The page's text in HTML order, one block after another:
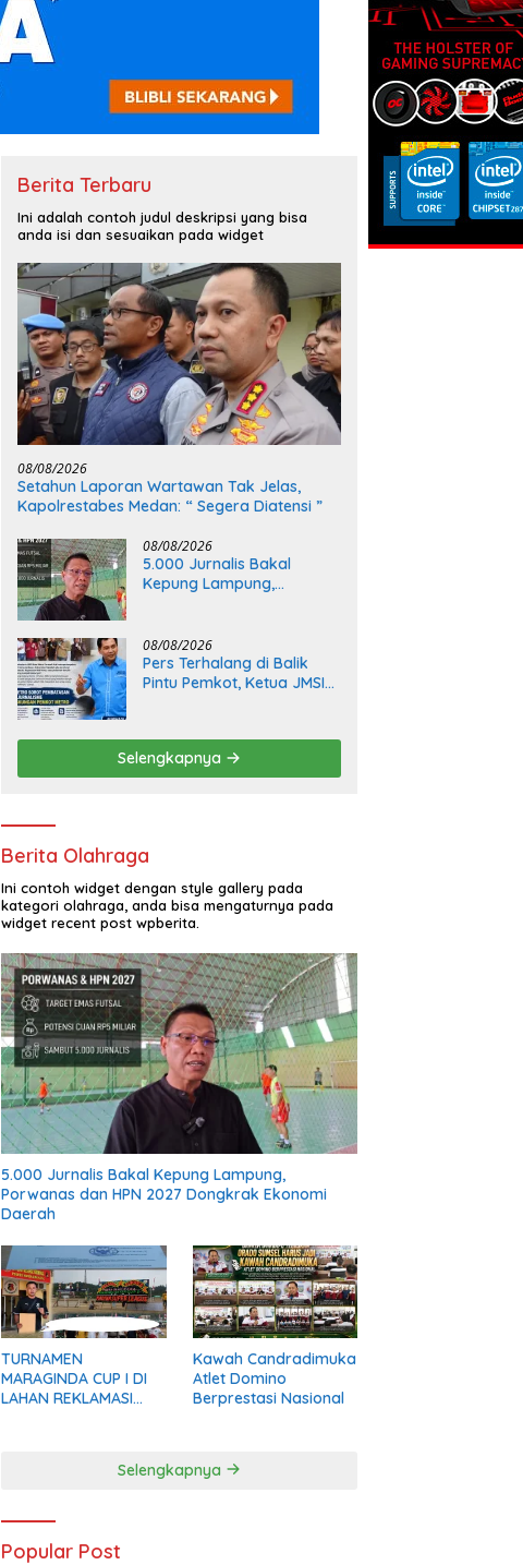
Berita Terbaru
Ini adalah contoh judul deskripsi yang bisa
anda isi dan sesuaikan pada widget
08/08/2026
Setahun Laporan Wartawan Tak Jelas,
Kapolrestabes Medan: “ Segera Diatensi ”
08/08/2026
5.000 Jurnalis Bakal
Kepung Lampung,
Daerah
08/08/2026
Pers Terhalang di Balik
Pintu Pemkot, Ketua JMSI
Selengkapnya
Berita Olahraga
Ini contoh widget dengan style gallery pada
kategori olahraga, anda bisa mengaturnya pada
widget recent post wpberita.
5.000 Jurnalis Bakal Kepung Lampung,
Porwanas dan HPN 2027 Dongkrak Ekonomi
Daerah
TURNAMEN
MARAGINDA CUP I DI
LAHAN REKLAMASI
Kawah Candradimuka
Atlet Domino
Berprestasi Nasional
Selengkapnya
Popular Post